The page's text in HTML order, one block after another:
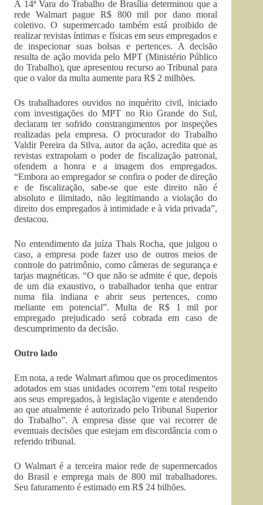
A 14ª Vara do Trabalho de Brasília determinou que a
rede Walmart pague R$ 800 mil por dano moral
coletivo. O supermercado também está proibido de
realizar revistas íntimas e físicas em seus empregados e
de inspecionar suas bolsas e pertences. A decisão
resulta de ação movida pelo MPT (Ministério Público
do Trabalho), que apresentou recurso ao Tribunal para
que o valor da multa aumente para R$ 2 milhões.
Os trabalhadores ouvidos no inquérito civil, iniciado
com investigações do MPT no Rio Grande do Sul,
declaram ter sofrido constrangimentos por inspeções
realizadas pela empresa. O procurador do Trabalho
Valdir Pereira da Silva, autor da ação, acredita que as
revistas extrapolam o poder de fiscalização patronal,
ofendem a honra e a imagem dos empregados.
“Embora ao empregador se confira o poder de direção
e de fiscalização, sabe-se que este direito não é
absoluto e ilimitado, não legitimando a violação do
direito dos empregados à intimidade e à vida privada”,
destacou.
No entendimento da juíza Thais Rocha, que julgou o
caso, a empresa pode fazer uso de outros meios de
controle do patrimônio, como câmeras de segurança e
tarjas magnéticas. “O que não se admite é que, depois
de um dia exaustivo, o trabalhador tenha que entrar
numa fila indiana e abrir seus pertences, como
meliante em potencial”. Multa de R$ 1 mil por
empregado prejudicado será cobrada em caso de
descumprimento da decisão.
Outro lado
Em nota, a rede Walmart afimou que os procedimentos
adotados em suas unidades ocorrem “em total respeito
aos seus empregados, à legislação vigente e atendendo
ao que atualmente é autorizado pelo Tribunal Superior
do Trabalho”. A empresa disse que vai recorrer de
eventuais decisões que estejam em discordância com o
referido tribunal.
O Walmart é a terceira maior rede de supermercados
do Brasil e emprega mais de 800 mil trabalhadores.
Seu faturamento é estimado em R$ 24 bilhões.